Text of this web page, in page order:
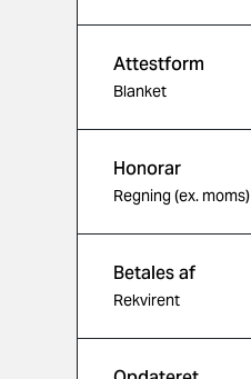
Attestform
Blanket
Honorar
Regning (ex. moms)
Betales af
Rekvirent